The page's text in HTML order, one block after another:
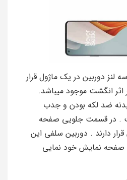
لنز دوربین در یک ماژول قرار
اثر انگشت موجود میباشد.
ضد لکه بودن و جدب
. در قسمت جلویی صفحه
دارند . دوربین سلفی این
صفحه نمایش خود نمایی